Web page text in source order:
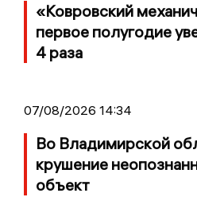
«Ковровский
первое полугодие
4 раза
07/08/2026 14:34
Во Владимирской
крушение
объект